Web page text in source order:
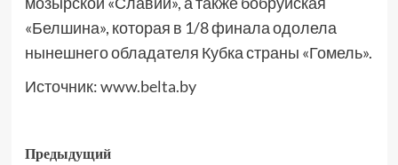
«Белшина», которая в 1/8 финала одолела
нынешнего обладателя Кубка страны «Гомель».
Источник:www.belta.by
Предыдущий